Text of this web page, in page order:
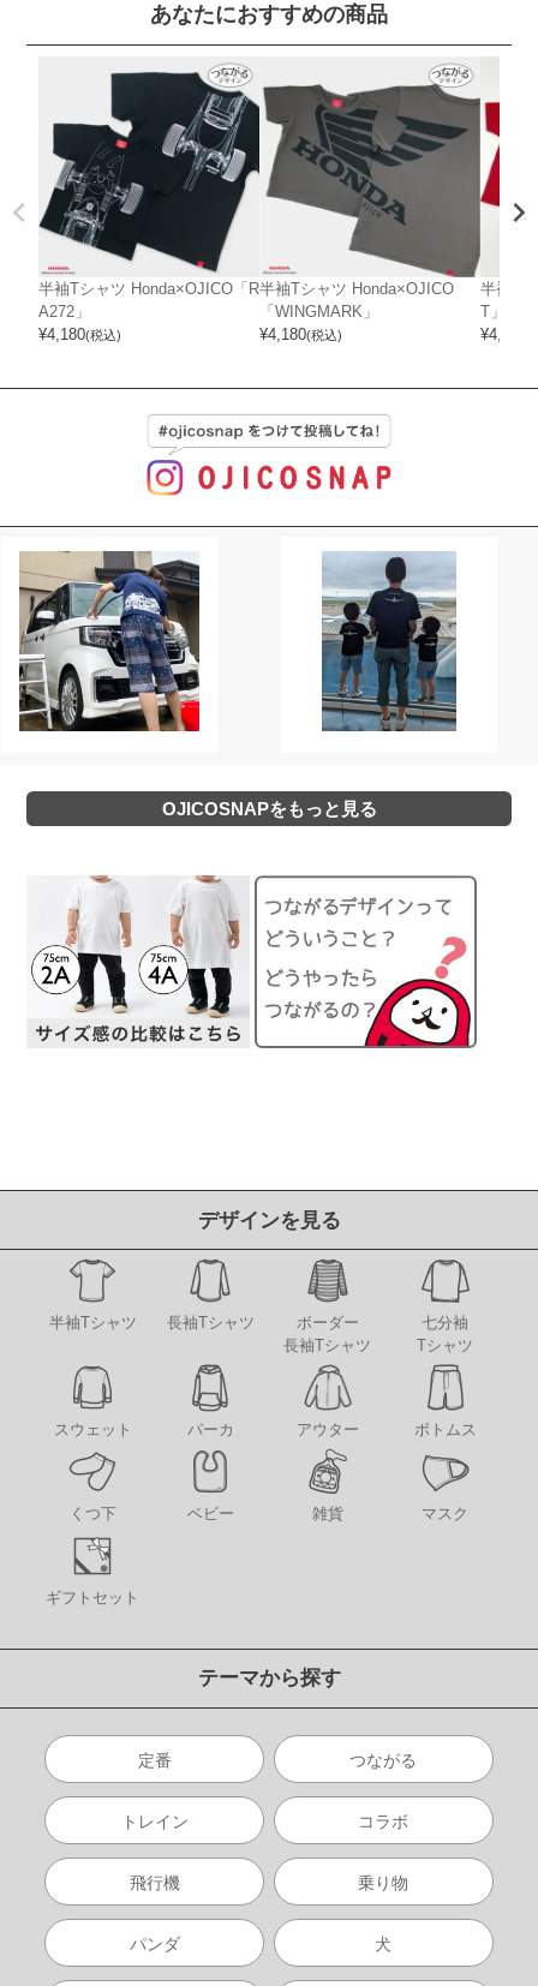
あなたにおすすめの商品
半袖Tシャツ Honda×OJICO「R
A272」
¥4,180(税込)
半袖Tシャツ Honda×OJICO
「WINGMARK」
¥4,180(税込)
半袖T
T」（
¥4,070
OJICOSNAPをもっと見る
デザインを見る
半袖Tシャツ 長袖Tシャツ
ボーダー
長袖Tシャツ
七分袖
Tシャツ
スウェット パーカ アウター ボトムス
くつ下 ベビー 雑貨 マスク
ギフトセット
テーマから探す
定番 つながる
トレイン コラボ
飛行機 乗り物
パンダ 犬